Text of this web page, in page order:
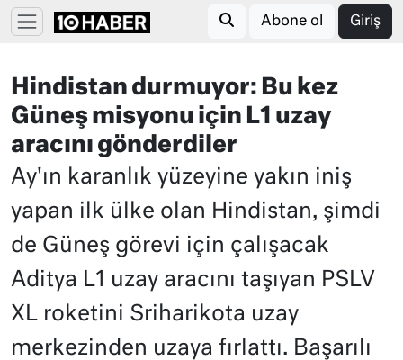
Abone ol Giriş
Hindistan durmuyor: Bu kez
Güneş misyonu için L1 uzay
aracını gönderdiler
Ay'ın karanlık yüzeyine yakın iniş
yapan ilk ülke olan Hindistan, şimdi
de Güneş görevi için çalışacak
Aditya L1 uzay aracını taşıyan PSLV
XL roketini Sriharikota uzay
merkezinden uzaya fırlattı. Başarılı